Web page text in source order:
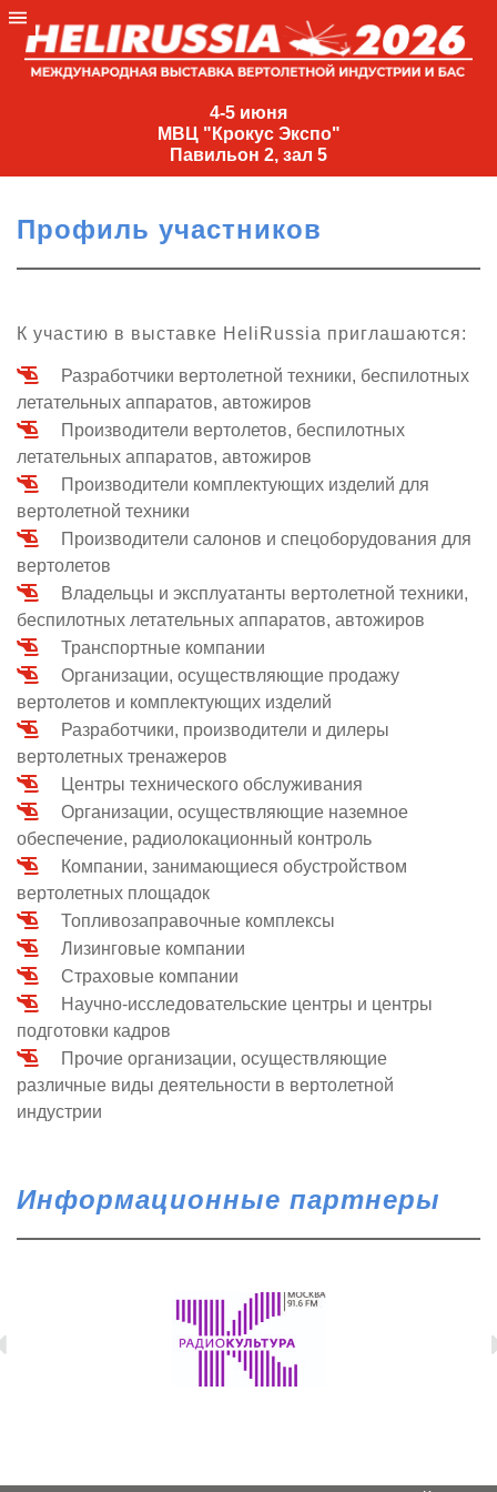
4-5 июня
МВЦ "Крокус Экспо"
Павильон 2, зал 5
4-
МВЦ
Экспо"
Павильон
зал
5
+7
(495)
477-
33-81
О выставке
Партнеры выставки
Крокус Экспо
Даты будущих выставок
Документы
Контакты
Для участников
Заявка на участие
Заочное участие
Основные требования МВЦ «Крокус Экспо»
Для посетителей
Место проведения HeliRussia
Схема проезда
Правила доступа и пребывания Крокус Экспо
Для СМИ
Аккредитация прессы
Условия инфопартнёрства
Положение об аккредитации
Публикации о выставке
Пресс-релизы
Архив
Профиль участников
К участию в выставке HeliRussia приглашаются:
Разработчики вертолетной техники, беспилотных
летательных аппаратов, автожиров
Производители вертолетов, беспилотных
летательных аппаратов, автожиров
Производители комплектующих изделий для
вертолетной техники
Производители салонов и спецоборудования для
вертолетов
Владельцы и эксплуатанты вертолетной техники,
беспилотных летательных аппаратов, автожиров
Транспортные компании
Организации, осуществляющие продажу
вертолетов и комплектующих изделий
Разработчики, производители и дилеры
вертолетных тренажеров
Центры технического обслуживания
Организации, осуществляющие наземное
обеспечение, радиолокационный контроль
Компании, занимающиеся обустройством
вертолетных площадок
Топливозаправочные комплексы
Лизинговые компании
Страховые компании
Научно-исследовательские центры и центры
подготовки кадров
Прочие организации, осуществляющие
различные виды деятельности в вертолетной
индустрии
Информационные партнеры